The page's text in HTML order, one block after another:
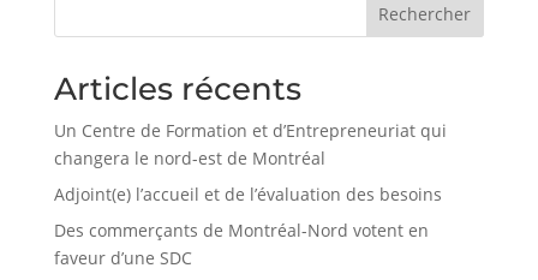
Rechercher
Articles récents
Un Centre de Formation et d’Entrepreneuriat qui
changera le nord-est de Montréal
Adjoint(e) l’accueil et de l’évaluation des besoins
Des commerçants de Montréal-Nord votent en
faveur d’une SDC